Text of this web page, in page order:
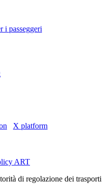
i passeggeri
X platform
ART
di regolazione dei trasporti